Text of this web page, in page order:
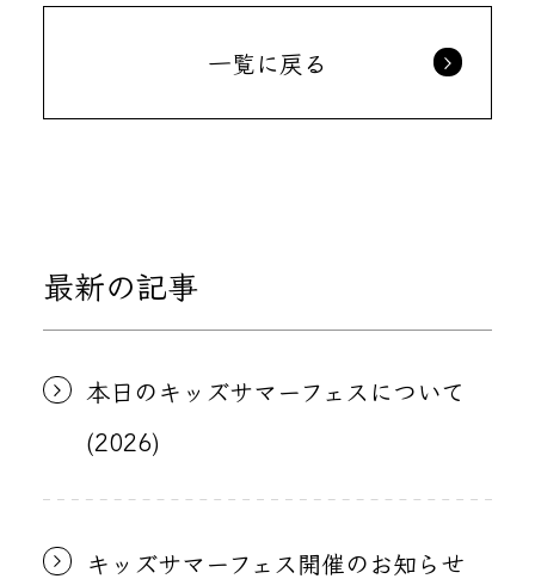
一覧に戻る
最新の記事
本日のキッズサマーフェスについて
(2026)
キッズサマーフェス開催のお知らせ